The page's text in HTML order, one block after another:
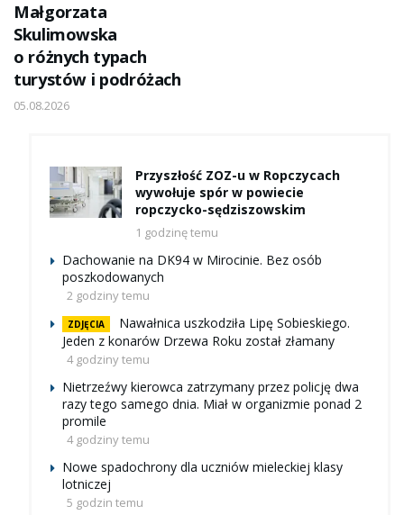
Małgorzata
Skulimowska
o różnych typach
turystów i podróżach
05.08.2026
Przyszłość ZOZ-u w Ropczycach
wywołuje spór w powiecie
ropczycko-sędziszowskim
1 godzinę temu
Dachowanie na DK94 w Mirocinie. Bez osób
poszkodowanych
2 godziny temu
ZDJĘCIA
Nawałnica uszkodziła Lipę Sobieskiego.
Jeden z konarów Drzewa Roku został złamany
4 godziny temu
Nietrzeźwy kierowca zatrzymany przez policję dwa
razy tego samego dnia. Miał w organizmie ponad 2
promile
4 godziny temu
Nowe spadochrony dla uczniów mieleckiej klasy
lotniczej
5 godzin temu